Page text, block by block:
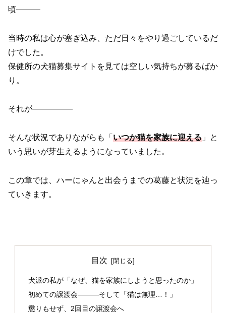
頃———
当時の私は心が塞ぎ込み、ただ日々をやり過ごしているだ
けでした。
保健所の犬猫募集サイトを見ては空しい気持ちが募るばか
り。
それが—————
そんな状況でありながらも「 いつか猫を家族に迎える 」と
いう思いが芽生えるようになっていました。
この章では、ハーにゃんと出会うまでの葛藤と状況を辿っ
ていきます。
目次
犬派の私が「なぜ、猫を家族にしようと思ったのか」
初めての譲渡会———そして「猫は無理…！」
懲りもせず、2回目の譲渡会へ